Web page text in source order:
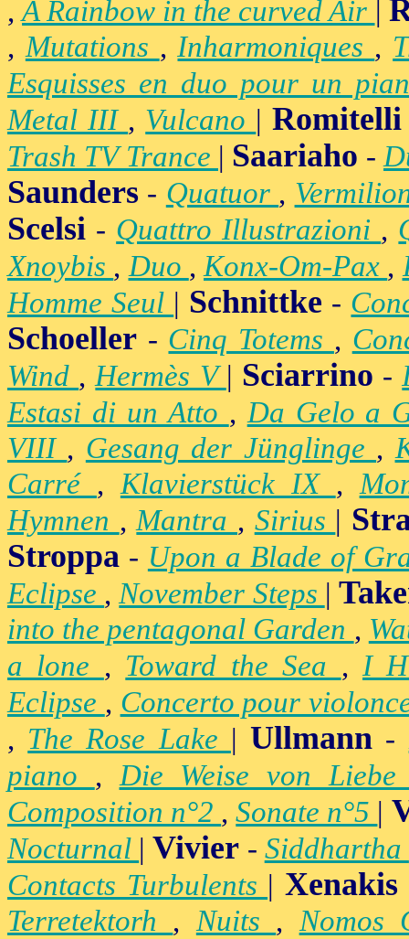
,A Rainbow in the curved Air
,Mutations ,Inharmoniques ,
Esquisses en duo pour un
Metal III , Vulcano |Romitelli
Trash TV Trance | Saariaho -
Saunders - Quatuor ,
Scelsi - Quattro Illustrazioni ,
Xnoybis ,Duo ,Konx-Om-Pax ,
Homme Seul | Schnittke -
Schoeller - Cinq Totems ,
Wind ,Hermès V| Sciarrino -
Estasi di un Atto ,Da Gelo a
VIII , Gesang der Jünglinge ,
Carré ,Klavierstück IX ,
Hymnen ,Mantra , Sirius |
Stroppa - Upon a Blade of
Eclipse ,November Steps |
into the pentagonal Garden ,
a lone , Toward the Sea ,I
Eclipse , Concerto pour
, The Rose Lake |Ullmann -
piano ,Die Weise von
Composition n°2 ,Sonate n°5 |
Nocturnal |Vivier - Siddhartha
Contacts Turbulents | Xenakis
Terretektorh ,Nuits ,Nomos